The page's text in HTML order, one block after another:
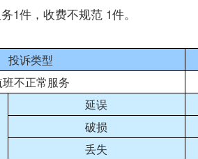
件，收费不规范 1件。
投诉类型
班不正常服务
延误
破损
丢失